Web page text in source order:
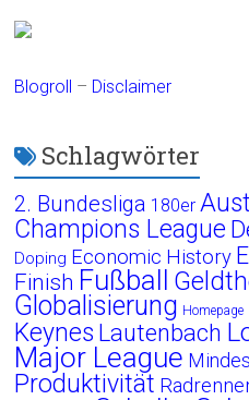
Blogroll – Disclaimer
Schlagwörter
2. Bundesliga 180er
Champions League
Doping Economic History
Finish Fußball
Globalisierung Homepage
Keynes Lautenbach
Major League
Produktivität